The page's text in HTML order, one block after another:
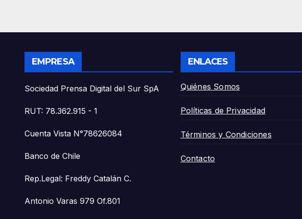
detección precoz».
EMPRESA
Sociedad Prensa Digital del Sur SpA
RUT: 78.362.915 - 1
Cuenta Vista N°78626084
Banco de Chile
Rep.Legal: Freddy Catalán C.
Antonio Varas 979 Of.801
ENLACES
Quiénes Somos
Políticas de Privacidad
Términos y Condiciones
Contacto